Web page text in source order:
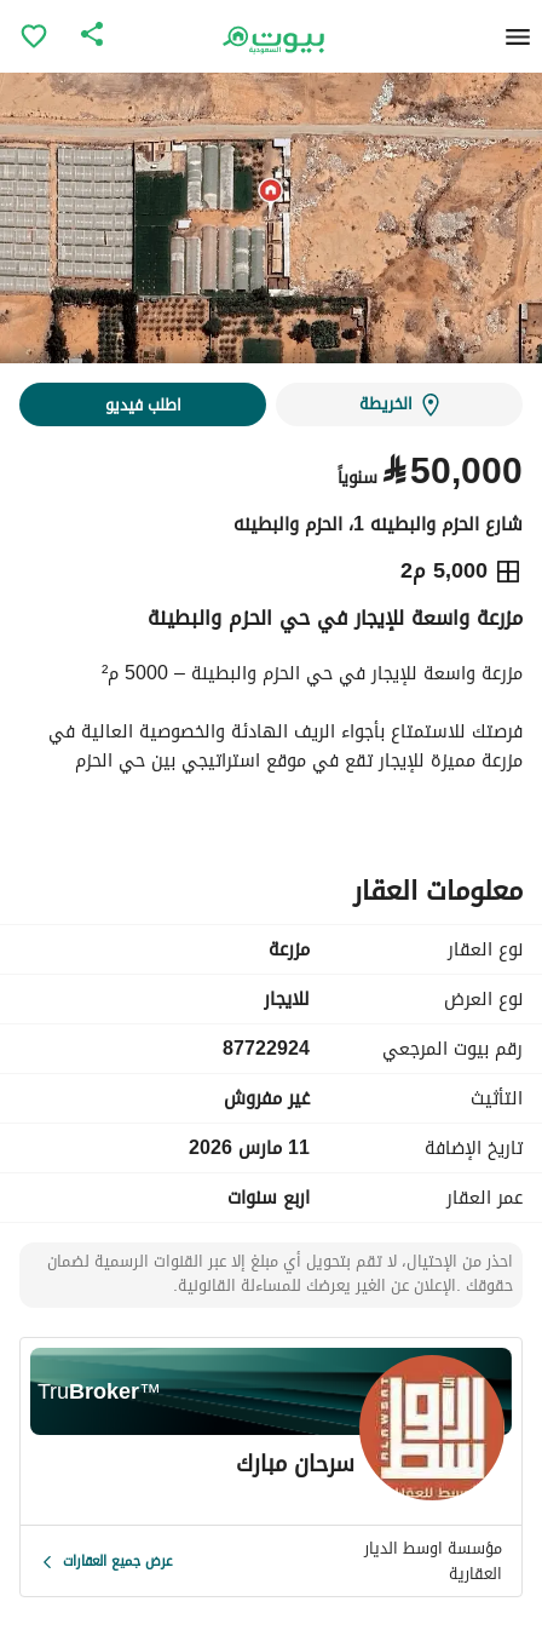
الخريطة اطلب فيديو
⃁50,000 سنوياً
شارع الحزم والبطينه 1، الحزم والبطينه
5,000 م2
⃁
50,000سنوياً
الإعلان الاماكن القريبة
مزرعة واسعة للإيجار في حي الحزم والبطينة
مزرعة واسعة للإيجار في حي الحزم والبطينة – 5000 م²
مواصفات المزرعة:
المساحة: 5000 م²
مسطحات خضراء شاسعة وأشجار مثمرة
جلسات خارجية مظللة
بئر أو خزان ماء + شبكة ري
كهرباء متوفرة
الموقع:
تقع المزرعة في منطقة هادئة بين الحزم والبطينة
سهولة وصول عبر طرق ممهدة
تبعد دقائق عن الخدمات الأساسية
مناسبة لـ:
الاستجمام العائلي
معلومات العقار
نوع العقار
مزرعة
نوع العرض
للايجار
رقم بيوت المرجعي
87722924
التأثيث
غير مفروش
تاريخ الإضافة
11 مارس 2026
عمر العقار
اربع سنوات
احذر من الإحتيال، لا تقم بتحويل أي مبلغ إلا عبر القنوات الرسمية لضمان
حقوقك .الإعلان عن الغير يعرضك للمساءلة القانونية.
TruBroker™
سرحان مبارك
مؤسسة اوسط الديار
العقارية عرض جميع العقارات